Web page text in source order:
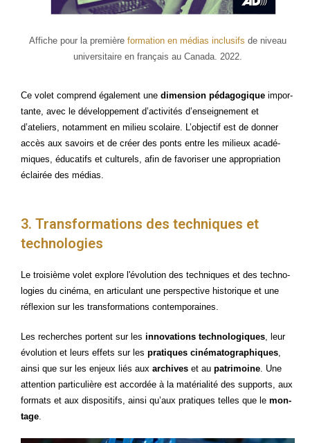
Affiche pour la pre­mièrefor­ma­tion en médias inclu­sifs de niveau
uni­ver­si­taire en fran­çais au Cana­da. 2022.
Ce volet com­prend éga­le­ment unedimen­sion péda­go­gique impor­
tante, avec le déve­lop­pe­ment d’activités d’enseignement et
d’ateliers, notam­ment en milieu sco­laire. L’objectif est de don­ner
accès aux savoirs et de créer des ponts entre les milieux aca­dé­
miques, édu­ca­tifs et cultu­rels, afin de favo­ri­ser une appro­pria­tion
éclai­rée des médias.
3. Transformations des techniques et
technologies
Le troi­sième volet explore l'évolution des tech­niques et des tech­no­
lo­gies du ciné­ma, en arti­cu­lant une pers­pec­tive his­to­rique et une
réflexion sur les trans­for­ma­tions contemporaines.
Les recherches portent sur lesinno­va­tions tech­no­lo­giques, leur
évo­lu­tion et leurs effets sur lespra­tiques ciné­ma­to­gra­phiques,
ain­si que sur les enjeux liés auxarchives et aupatri­moine. Une
atten­tion par­ti­cu­lière est accor­dée à la maté­ria­li­té des sup­ports, aux
for­mats et aux dis­po­si­tifs, ain­si qu’aux pra­tiques telles que lemon­
tage.